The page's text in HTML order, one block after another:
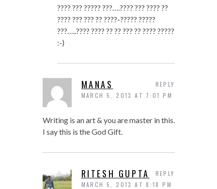
???? ??? ????? ???….???? ??? ???? ??
???? ??? ??? ?? ????-????? ?????
???…..???? ???? ?? ?? ??? ?? ???? ?????
:-)
MANAS
MARCH 5, 2013 AT 7:01 PM
Writing is an art & you are master in this.
I say this is the God Gift.
REPLY
RITESH GUPTA
MARCH 5, 2013 AT 8:18 PM
REPLY